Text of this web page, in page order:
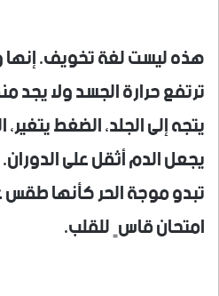
هذه ليست لغة تخويف.
ترتفع حرارة الجسد ولا يجد
يتجه إلى الجلد، الضغط
يجعل الدم أثقل على
تبدو موجة الحر كأنها طقس
امتحان قاسٍ للقلب.